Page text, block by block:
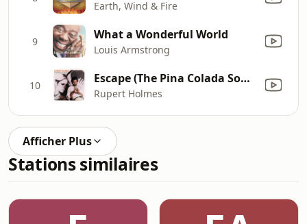
Earth, Wind & Fire
9 What a Wonderful World
Louis Armstrong
10 Escape (The Pina Colada Song)
Rupert Holmes
Afficher Plus
Stations similaires